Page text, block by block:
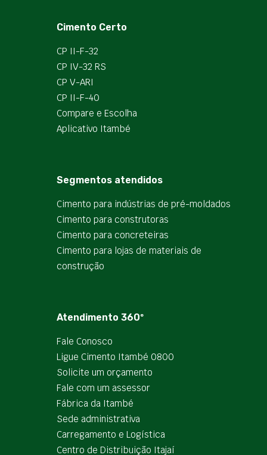
Cimento Certo
CP II-F-32
CP IV-32 RS
CP V-ARI
CP II-F-40
Compare e Escolha
Aplicativo Itambé
Segmentos atendidos
Cimento para indústrias de pré-moldados
Cimento para construtoras
Cimento para concreteiras
Cimento para lojas de materiais de
construção
Atendimento 360º
Fale Conosco
Ligue Cimento Itambé 0800
Solicite um orçamento
Fale com um assessor
Fábrica da Itambé
Sede administrativa
Carregamento e Logística
Centro de Distribuição Itajaí